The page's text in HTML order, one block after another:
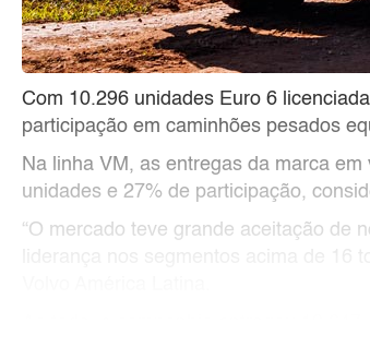
Com 10.296 unidades Euro 6
participação em caminhões pesados
Na linha VM, as entregas da marca
unidades e 27% de participação,
“O mercado teve grande aceitação de